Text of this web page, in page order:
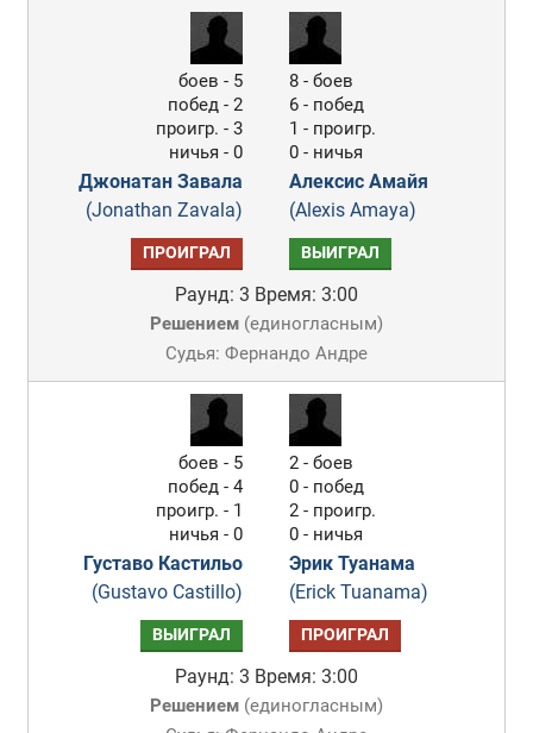
боев - 5
побед - 2
проигр. - 3
ничья - 0
Джонатан Завала
(Jonathan Zavala)
8 - боев
6 - побед
1 - проигр.
0 - ничья
Алексис Амайя
(Alexis Amaya)
ПРОИГРАЛ ВЫИГРАЛ
Раунд: 3 Время: 3:00
Решением(единогласным)
Судья: Фернандо Андре
боев - 5
побед - 4
проигр. - 1
ничья - 0
Густаво Кастильо
(Gustavo Castillo)
2 - боев
0 - побед
2 - проигр.
0 - ничья
Эрик Туанама
(Erick Tuanama)
ВЫИГРАЛ ПРОИГРАЛ
Раунд: 3 Время: 3:00
Решением(единогласным)